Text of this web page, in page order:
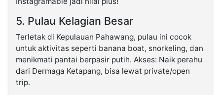
5. Pulau Kelagian Besar
Terletak di Kepulauan Pahawang, pulau ini cocok
untuk aktivitas seperti banana boat, snorkeling, dan
menikmati pantai berpasir putih. Akses: Naik perahu
dari Dermaga Ketapang, bisa lewat private/open
trip.